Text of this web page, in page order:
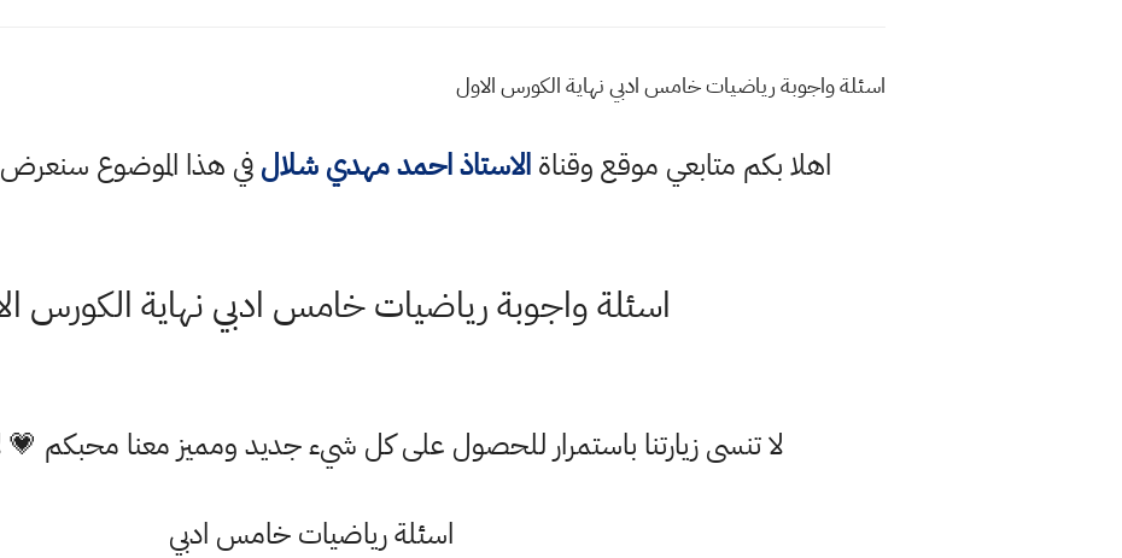
اسئلة واجوبة رياضيات خامس ادبي نهاية الكورس الاول
اهلا بكم متابعي موقع وقناةالاستاذ احمد مهدي شلالفي هذا الموضوع
اسئلة واجوبة رياضيات خامس ادبي نهاية الكورس
لا تنسى زيارتنا باستمرار للحصول على كل شيء جديد ومميز معنا محبكم
اسئلة رياضيات خامس ادبي